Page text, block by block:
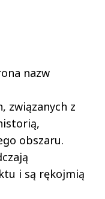
nazw
związanych z
obszaru.
i są rękojmią